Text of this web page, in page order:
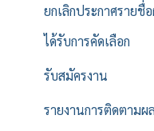
ยกเลิกประกาศรายชื่
ได้รับการคัดเลือก
รับสมัครงาน
รายงานการติดตามผ